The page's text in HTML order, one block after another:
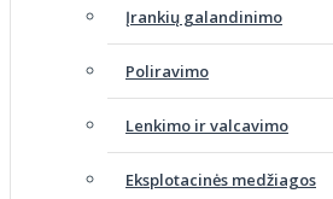
Įrankių galandinimo
Poliravimo
Lenkimo ir valcavimo
Eksplotacinės medžiagos